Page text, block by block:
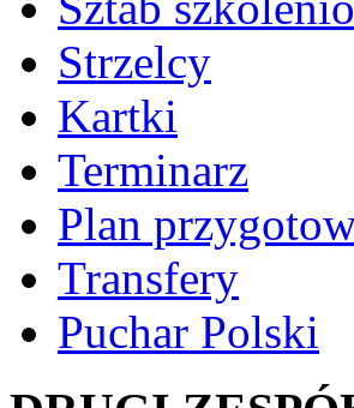
Strzelcy
Kartki
Terminarz
Plan
Transfery
Puchar Polski